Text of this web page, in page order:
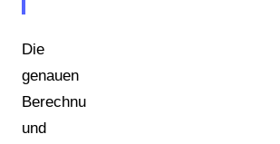
Die
genauen
Berechnungsmethoden
und